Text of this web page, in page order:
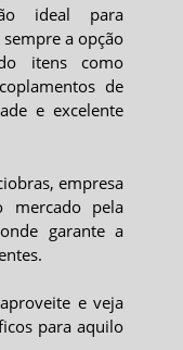
ideal para
a opção
itens como
de
e excelente
empresa
pela
garante a
e veja
para aquilo